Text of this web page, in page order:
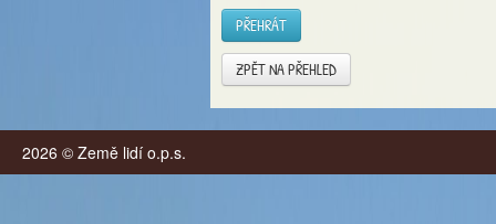
PŘEHRÁT
ZPĚT NA PŘEHLED
2026 © Země lidí o.p.s.